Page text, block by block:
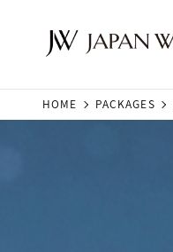
HOME PACKAGES